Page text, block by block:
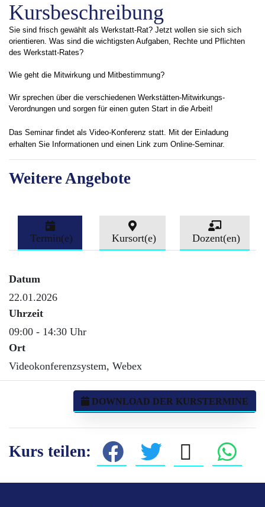
Kursbeschreibung
Sie sind frisch gewählt als Werkstatt-Rat? Jetzt wollen sie sich sich
orientieren. Was sind die wichtigsten Aufgaben, Rechte und Pflichten
des Werkstatt-Rates?
Wie geht die Mitwirkung und Mitbestimmung?
Wir sprechen über die verschiedenen Werkstätten-Mitwirkungs-
Verordnungen und sorgen für einen guten Start in die Arbeit!
Das Seminar findet als Video-Konferenz statt. Mit der Einladung
erhalten Sie Informationen und einen Link zum Online-Seminar.
Weitere Angebote
Termin(e) Kursort(e) Dozent(en)
Datum
22.01.2026
Uhrzeit
09:00 - 14:30 Uhr
Ort
Videokonferenzsystem, Webex
DOWNLOAD DER KURSTERMINE
Kurs teilen: